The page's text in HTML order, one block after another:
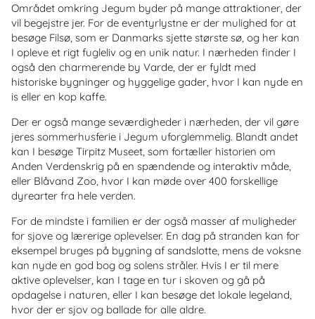
Området omkring Jegum byder på mange attraktioner, der
vil begejstre jer. For de eventyrlystne er der mulighed for at
besøge Filsø, som er Danmarks sjette største sø, og her kan
I opleve et rigt fugleliv og en unik natur. I nærheden finder I
også den charmerende by Varde, der er fyldt med
historiske bygninger og hyggelige gader, hvor I kan nyde en
is eller en kop kaffe.
Der er også mange seværdigheder i nærheden, der vil gøre
jeres sommerhusferie i Jegum uforglemmelig. Blandt andet
kan I besøge Tirpitz Museet, som fortæller historien om
Anden Verdenskrig på en spændende og interaktiv måde,
eller Blåvand Zoo, hvor I kan møde over 400 forskellige
dyrearter fra hele verden.
For de mindste i familien er der også masser af muligheder
for sjove og lærerige oplevelser. En dag på stranden kan for
eksempel bruges på bygning af sandslotte, mens de voksne
kan nyde en god bog og solens stråler. Hvis I er til mere
aktive oplevelser, kan I tage en tur i skoven og gå på
opdagelse i naturen, eller I kan besøge det lokale legeland,
hvor der er sjov og ballade for alle aldre.